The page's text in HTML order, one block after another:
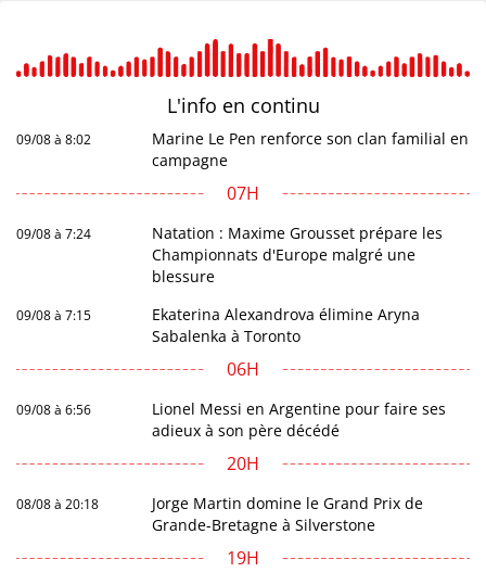
L'info en continu
09/08 à 8:02
Marine Le Pen renforce son clan familial en
campagne
07H
09/08 à 7:24
Natation : Maxime Grousset prépare les
Championnats d'Europe malgré une
blessure
09/08 à 7:15
Ekaterina Alexandrova élimine Aryna
Sabalenka à Toronto
06H
09/08 à 6:56
Lionel Messi en Argentine pour faire ses
adieux à son père décédé
20H
08/08 à 20:18
Jorge Martin domine le Grand Prix de
Grande-Bretagne à Silverstone
19H